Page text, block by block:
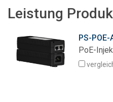
Über uns
Sprache/Region
Leistung
PS-POE-
PoE-